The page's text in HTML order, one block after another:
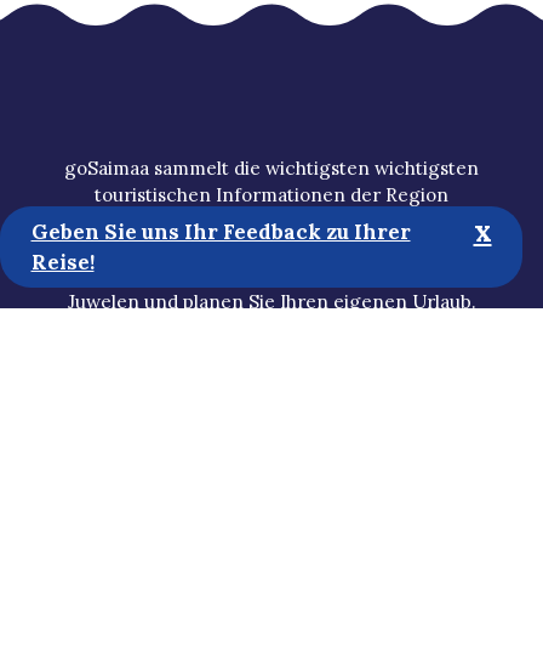
goSaimaa sammelt die wichtigsten wichtigsten
touristischen Informationen der Region
Lappeenranta und der Region Imatra. Entdecken Sie
die Region Dienstleistungen der Region, die
bekanntesten Sehenswürdigkeiten und verborgene
Juwelen und planen Sie Ihren eigenen Urlaub.
Geben Sie uns Ihr Feedback zu Ihrer
Reise!
x